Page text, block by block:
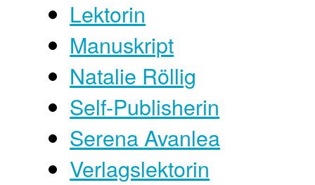
Lektorin
Manuskript
Natalie Röllig
Self-Publisherin
Serena Avanlea
Verlagslektorin